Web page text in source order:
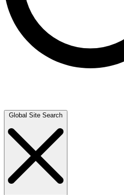
Global Site Search